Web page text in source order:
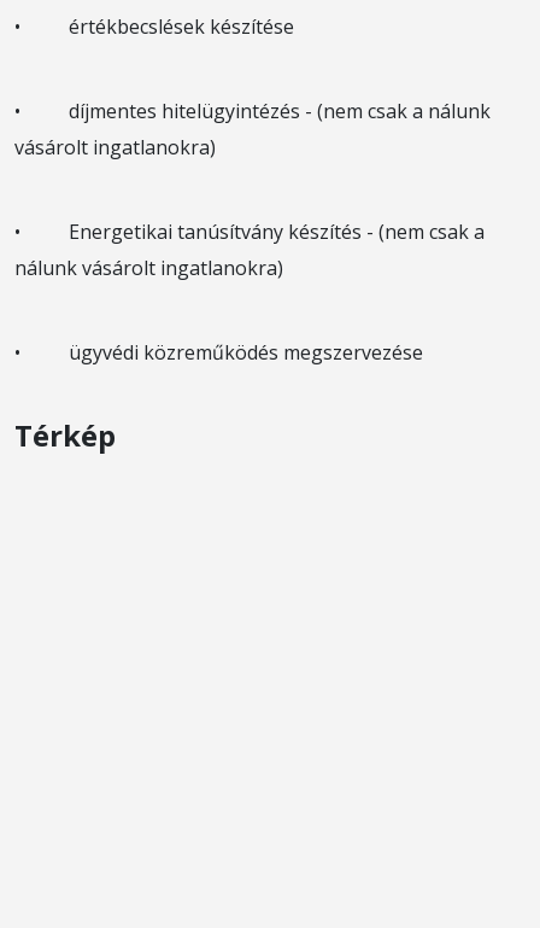
• értékbecslések készítése
• díjmentes hitelügyintézés - (nem csak a nálunk
vásárolt ingatlanokra)
• Energetikai tanúsítvány készítés - (nem csak a
nálunk vásárolt ingatlanokra)
• ügyvédi közreműködés megszervezése
Térkép